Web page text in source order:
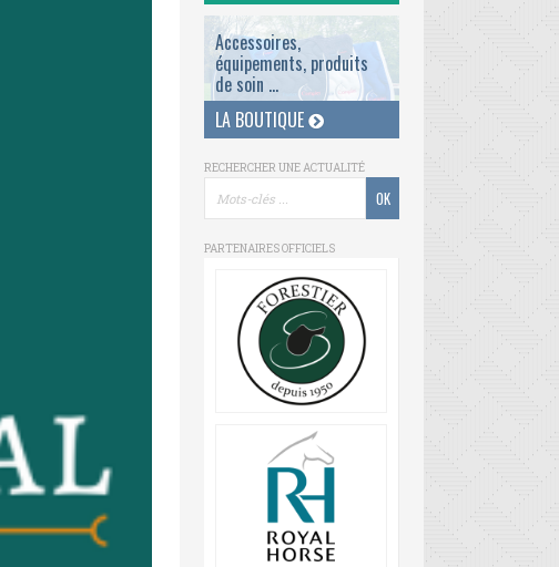
Accessoires,
équipements, produits
de soin ...
LA BOUTIQUE
RECHERCHER UNE ACTUALITÉ
PARTENAIRES OFFICIELS